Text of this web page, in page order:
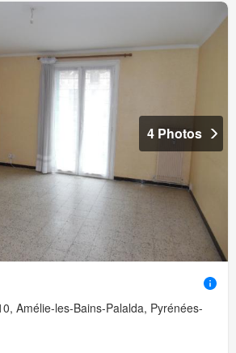
4 Photos
Amélie-les-Bains-Palalda, Pyrénées-